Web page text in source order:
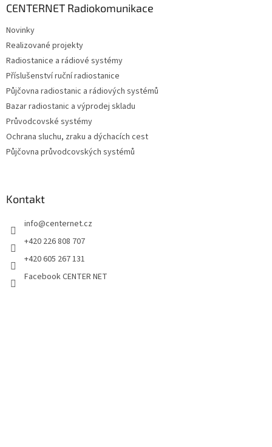
CENTERNET Radiokomunikace
Novinky
Realizované projekty
Radiostanice a rádiové systémy
Příslušenství ruční radiostanice
Půjčovna radiostanic a rádiových systémů
Bazar radiostanic a výprodej skladu
Průvodcovské systémy
Ochrana sluchu, zraku a dýchacích cest
Půjčovna průvodcovských systémů
Kontakt
info@centernet.cz
+420 226 808 707
+420 605 267 131
Facebook CENTER NET